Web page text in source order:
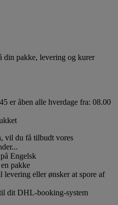
din pakke, levering og kurer
er åben alle hverdage fra: 08.00
vil du få tilbudt vores
Engelsk
pakke
eller ønsker at spore af
dit DHL-booking-system